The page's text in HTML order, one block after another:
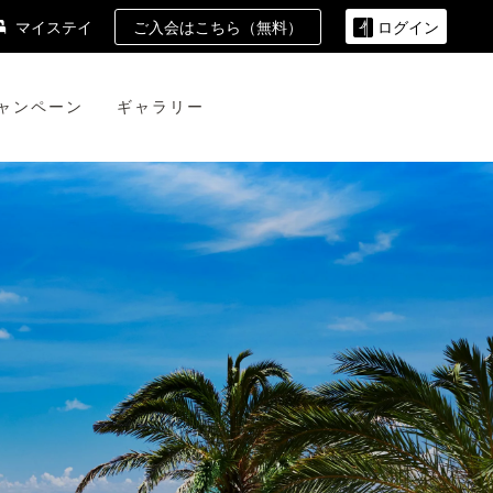
マイステイ ご入会はこちら（無料） ログイン
ンペーン ギャラリー